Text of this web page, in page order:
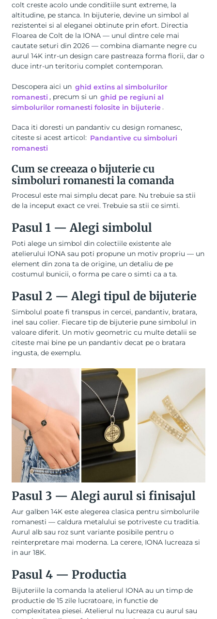
colt creste acolo unde conditiile sunt extreme, la
altitudine, pe stanca. In bijuterie, devine un simbol al
rezistentei si al eleganei obtinute prin efort. Directia
Floarea de Colt de la IONA — unul dintre cele mai
cautate seturi din 2026 — combina diamante negre cu
aurul 14K intr-un design care pastreaza forma florii, dar o
duce intr-un teritoriu complet contemporan.
Descopera aici un ghid extins al simbolurilor
romanesti , precum si un ghid pe regiuni al
simbolurilor romanesti folosite in bijuterie .
Daca iti doresti un pandantiv cu design romanesc,
citeste si acest articol: Pandantive cu simboluri
romanesti
Cum se creeaza o bijuterie cu
simboluri romanesti la comanda
Procesul este mai simplu decat pare. Nu trebuie sa stii
de la inceput exact ce vrei. Trebuie sa stii ce simti.
Pasul 1 — Alegi simbolul
Poti alege un simbol din colectiile existente ale
atelierului IONA sau poti propune un motiv propriu — un
element din zona ta de origine, un detaliu de pe
costumul bunicii, o forma pe care o simti ca a ta.
Pasul 2 — Alegi tipul de bijuterie
Simbolul poate fi transpus in cercei, pandantiv, bratara,
inel sau colier. Fiecare tip de bijuterie pune simbolul in
valoare diferit. Un motiv geometric cu multe detalii se
citeste mai bine pe un pandantiv decat pe o bratara
ingusta, de exemplu.
Pasul 3 — Alegi aurul si finisajul
Aur galben 14K este alegerea clasica pentru simbolurile
romanesti — caldura metalului se potriveste cu traditia.
Aurul alb sau roz sunt variante posibile pentru o
reinterpretare mai moderna. La cerere, IONA lucreaza si
in aur 18K.
Pasul 4 — Productia
Bijuteriile la comanda la atelierul IONA au un timp de
productie de 15 zile lucratoare, in functie de
complexitatea piesei. Atelierul nu lucreaza cu aurul sau